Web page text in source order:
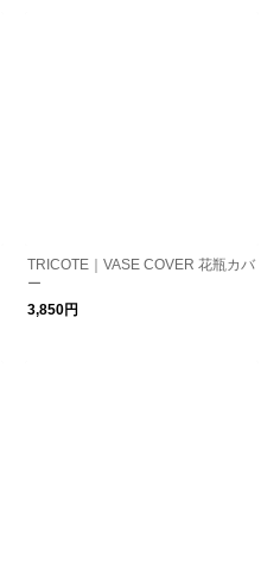
TRICOTE｜VASE COVER 花瓶カバ
ー
3,850円